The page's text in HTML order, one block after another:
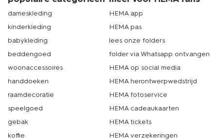
dameskleding
kinderkleding
babykleding
beddengoed
woonaccessoires
handdoeken
raamdecoratie
speelgoed
gebak
koffie
HEMA app
HEMA pas
lees onze folders
folder via Whatsapp ontvangen
HEMA op social media
HEMA herontwerpwedstrijd
HEMA fotoservice
HEMA cadeaukaarten
HEMA tickets
HEMA verzekeringen